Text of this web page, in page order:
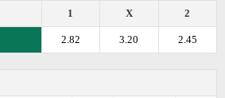
2
X
1
2.45
3.20
2.82